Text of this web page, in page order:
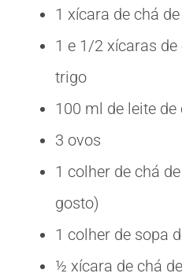
1 xícara de chá
1 e 1/2 xícaras
trigo
100 ml de leite de
3 ovos
1 colher de chá
gosto)
1 colher de sopa
½ xícara de chá